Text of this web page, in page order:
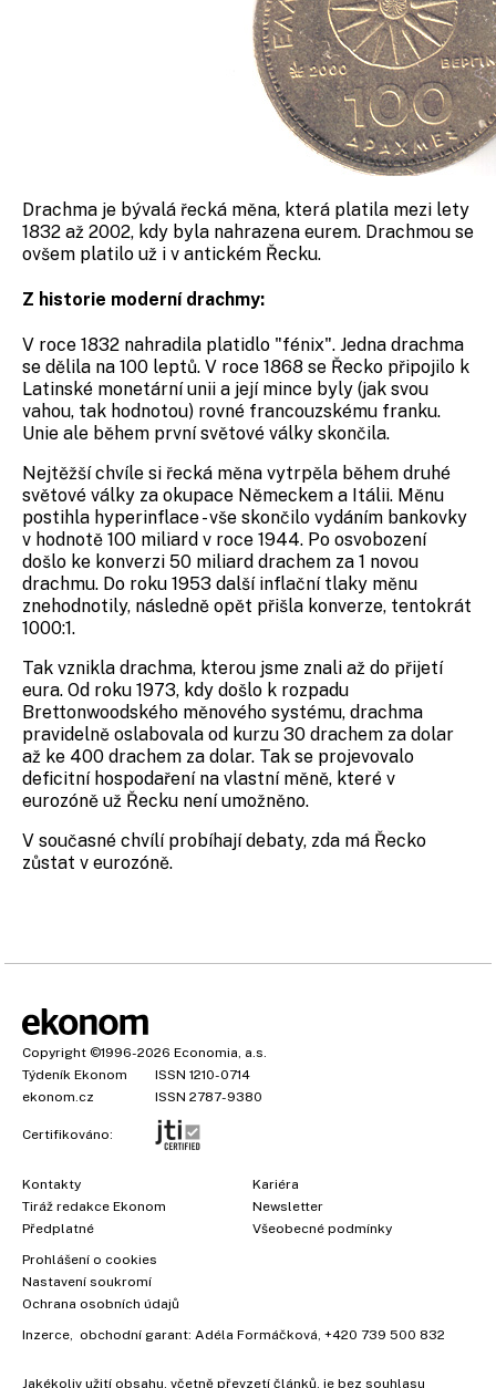
Drachma je bývalá řecká měna, která platila mezi lety
1832 až 2002, kdy byla nahrazena eurem. Drachmou se
ovšem platilo už i v antickém Řecku.
Z historie moderní drachmy:
V roce 1832 nahradila platidlo "fénix". Jedna drachma
se dělila na 100 leptů. V roce 1868 se Řecko připojilo k
Latinské monetární unii a její mince byly (jak svou
vahou, tak hodnotou) rovné francouzskému franku.
Unie ale během první světové války skončila.
Nejtěžší chvíle si řecká měna vytrpěla během druhé
světové války za okupace Německem a Itálii. Měnu
postihla hyperinflace - vše skončilo vydáním bankovky
v hodnotě 100 miliard v roce 1944. Po osvobození
došlo ke konverzi 50 miliard drachem za 1 novou
drachmu. Do roku 1953 další inflační tlaky měnu
znehodnotily, následně opět přišla konverze, tentokrát
1000:1.
Tak vznikla drachma, kterou jsme znali až do přijetí
eura. Od roku 1973, kdy došlo k rozpadu
Brettonwoodského měnového systému, drachma
pravidelně oslabovala od kurzu 30 drachem za dolar
až ke 400 drachem za dolar. Tak se projevovalo
deficitní hospodaření na vlastní měně, které v
eurozóně už Řecku není umožněno.
V současné chvílí probíhají debaty, zda má Řecko
zůstat v eurozóně.
Copyright ©1996-2026 Economia, a.s.
Týdeník Ekonom
ISSN 1210-0714
ekonom.cz
ISSN 2787-9380
Certifikováno:
Kontakty
Tiráž redakce Ekonom
Předplatné
Kariéra
Newsletter
Všeobecné podmínky
Prohlášení o cookies
Nastavení soukromí
Ochrana osobních údajů
Inzerce, obchodní garant: Adéla Formáčková, +420 739 500 832
Jakékoliv užití obsahu, včetně převzetí článků, je bez souhlasu